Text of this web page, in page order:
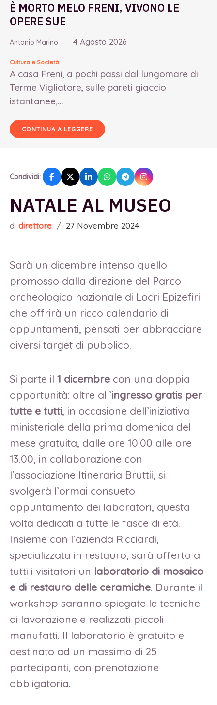
È MORTO MELO FRENI, VIVONO LE
OPERE SUE
Antonio Marino 4 Agosto 2026
Cultura e Società
A casa Freni, a pochi passi dal lungomare di
Terme Vigliatore, sulle pareti giaccio
istantanee,...
CONTINUA A LEGGERE
Condividi:
NATALE AL MUSEO
di direttore / 27 Novembre 2024
Sarà un dicembre intenso quello
promosso dalla direzione del Parco
archeologico nazionale di Locri Epizefiri
che offrirà un ricco calendario di
appuntamenti, pensati per abbracciare
diversi target di pubblico.
Si parte il 1 dicembre con una doppia
opportunità: oltre all’ingresso gratis per
tutte e tutti, in occasione dell’iniziativa
ministeriale della prima domenica del
mese gratuita, dalle ore 10.00 alle ore
13.00, in collaborazione con
l’associazione Itineraria Bruttii, si
svolgerà l’ormai consueto
appuntamento dei laboratori, questa
volta dedicati a tutte le fasce di età.
Insieme con l’azienda Ricciardi,
specializzata in restauro, sarà offerto a
tutti i visitatori un laboratorio di mosaico
e di restauro delle ceramiche. Durante il
workshop saranno spiegate le tecniche
di lavorazione e realizzati piccoli
manufatti. Il laboratorio è gratuito e
destinato ad un massimo di 25
partecipanti, con prenotazione
obbligatoria.